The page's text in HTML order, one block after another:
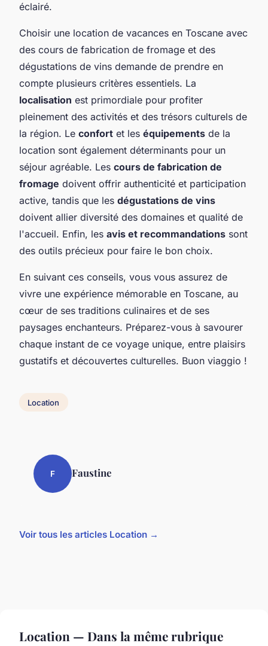
éclairé.
Choisir une location de vacances en Toscane avec
des cours de fabrication de fromage et des
dégustations de vins demande de prendre en
compte plusieurs critères essentiels. La
localisation est primordiale pour profiter
pleinement des activités et des trésors culturels de
la région. Le confort et les équipements de la
location sont également déterminants pour un
séjour agréable. Les cours de fabrication de
fromage doivent offrir authenticité et participation
active, tandis que les dégustations de vins
doivent allier diversité des domaines et qualité de
l'accueil. Enfin, les avis et recommandations sont
des outils précieux pour faire le bon choix.
En suivant ces conseils, vous vous assurez de
vivre une expérience mémorable en Toscane, au
cœur de ses traditions culinaires et de ses
paysages enchanteurs. Préparez-vous à savourer
chaque instant de ce voyage unique, entre plaisirs
gustatifs et découvertes culturelles. Buon viaggio !
Location
F Faustine
Voir tous les articles Location →
Location — Dans la même rubrique